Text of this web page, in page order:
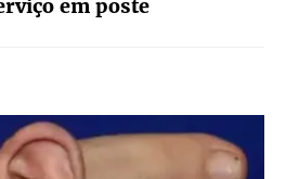
em poste